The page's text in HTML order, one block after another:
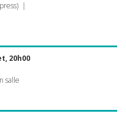
|
20h00
salle